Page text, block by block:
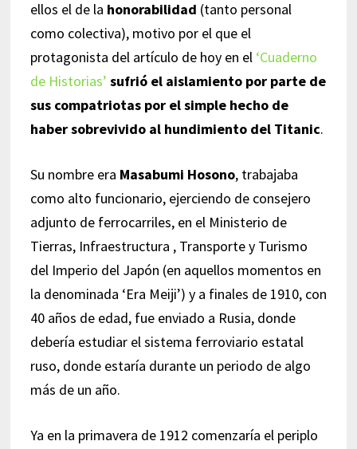
ellos el de la honorabilidad (tanto personal
como colectiva), motivo por el que el
protagonista del artículo de hoy en el ‘Cuaderno
de Historias’ sufrió el aislamiento por parte de
sus compatriotas por el simple hecho de
haber sobrevivido al hundimiento del Titanic.
Su nombre era Masabumi Hosono, trabajaba
como alto funcionario, ejerciendo de consejero
adjunto de ferrocarriles, en el Ministerio de
Tierras, Infraestructura , Transporte y Turismo
del Imperio del Japón (en aquellos momentos en
la denominada ‘Era Meiji’) y a finales de 1910, con
40 años de edad, fue enviado a Rusia, donde
debería estudiar el sistema ferroviario estatal
ruso, donde estaría durante un periodo de algo
más de un año.
Ya en la primavera de 1912 comenzaría el periplo